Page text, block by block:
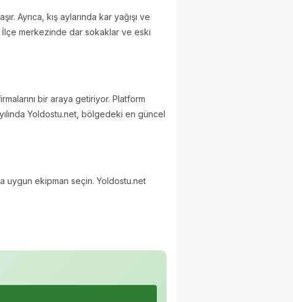
Ayrıca, kış aylarında kar yağışı ve
İlçe merkezinde dar sokaklar ve eski
bir araya getiriyor. Platform
Yoldostu.net, bölgedeki en güncel
uygun ekipman seçin. Yoldostu.net